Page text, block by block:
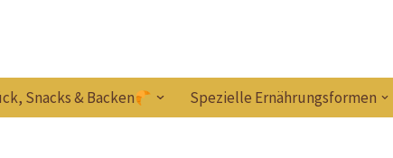
Snacks & Backen Spezielle Ernährungsformen